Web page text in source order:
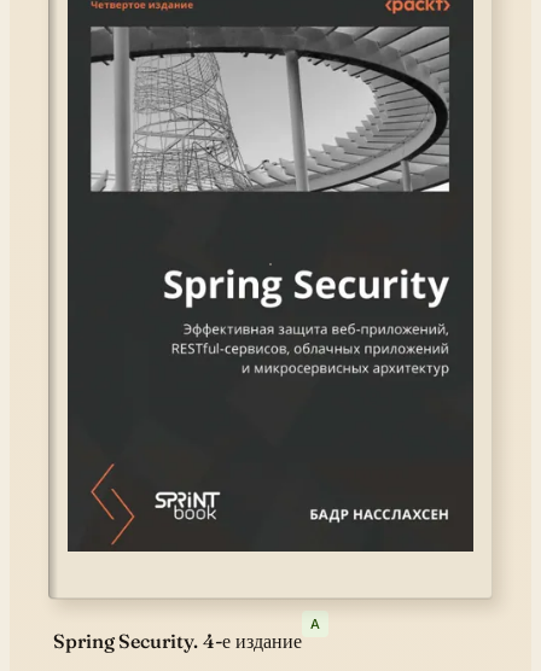
Spring Security. 4-е издание
A